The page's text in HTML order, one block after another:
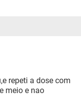
repeti a dose com
meio e nao